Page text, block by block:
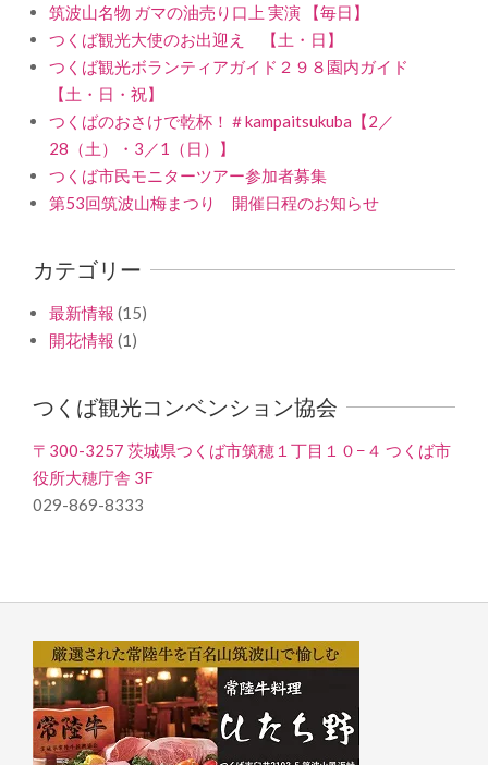
筑波山名物 ガマの油売り口上 実演 【毎日】
つくば観光大使のお出迎え 【土・日】
つくば観光ボランティアガイド２９８園内ガイド
【土・日・祝】
つくばのおさけで乾杯！＃kampaitsukuba【2／
28（土）・3／1（日）】
つくば市民モニターツアー参加者募集
第53回筑波山梅まつり 開催日程のお知らせ
カテゴリー
最新情報 (15)
開花情報 (1)
つくば観光コンベンション協会
〒300-3257 茨城県つくば市筑穂１丁目１０−４ つくば市
役所大穂庁舎 3F
029-869-8333